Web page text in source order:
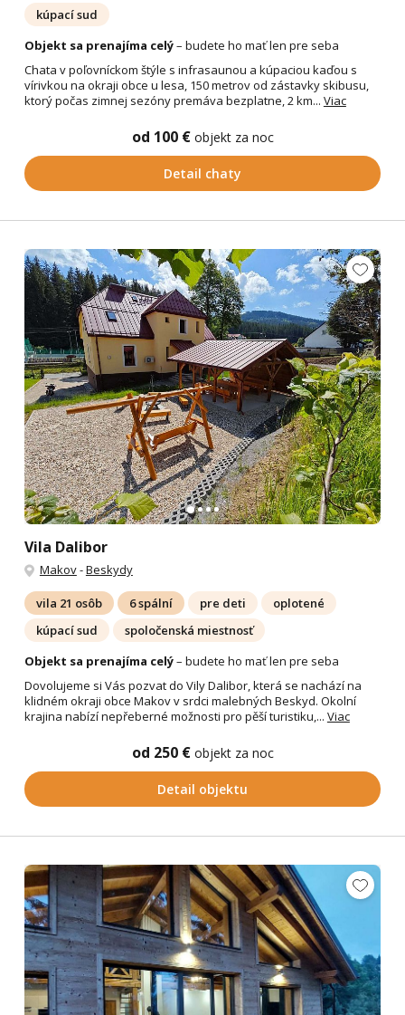
kúpací sud
Objekt sa prenajíma celý– budete ho mať len pre seba
Chata v poľovníckom štýle s infrasaunou a kúpaciou kaďou s
vírivkou na okraji obce u lesa, 150 metrov od zástavky skibusu,
ktorý počas zimnej sezóny premáva bezplatne, 2 km... Viac
od 100 € objekt za noc
Detail chaty
Vila Dalibor
Makov-Beskydy
vila 21 osôb 6 spální pre deti
oplotené
kúpací sud
spoločenská miestnosť
Objekt sa prenajíma celý– budete ho mať len pre seba
Dovolujeme si Vás pozvat do Vily Dalibor, která se nachází na
klidném okraji obce Makov v srdci malebných Beskyd. Okolní
krajina nabízí nepřeberné možnosti pro pěší turistiku,... Viac
od 250 € objekt za noc
Detail objektu